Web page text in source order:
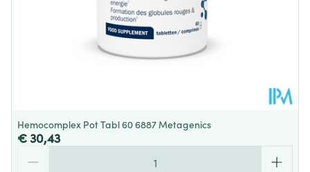
Hemocomplex Pot Tabl 60 6887 Metagenics
€ 30,43